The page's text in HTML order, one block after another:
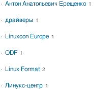
Антон Анатольевич Ерещенко 1
драйверы 1
Linuxcon Europe 1
ODF 1
Linux Format 2
Линукс-центр 1